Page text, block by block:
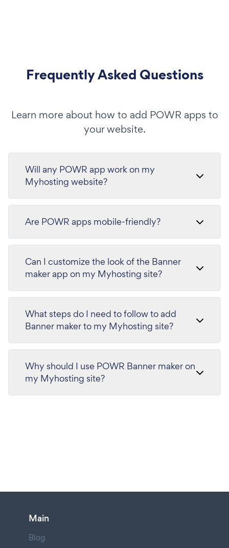
Frequently Asked Questions
Learn more about how to add POWR apps to
your website.
Will any POWR app work on my
Myhosting website?
Are POWR apps mobile-friendly?
Can I customize the look of the Banner
maker app on my Myhosting site?
What steps do I need to follow to add
Banner maker to my Myhosting site?
Why should I use POWR Banner maker on
my Myhosting site?
Main
Blog